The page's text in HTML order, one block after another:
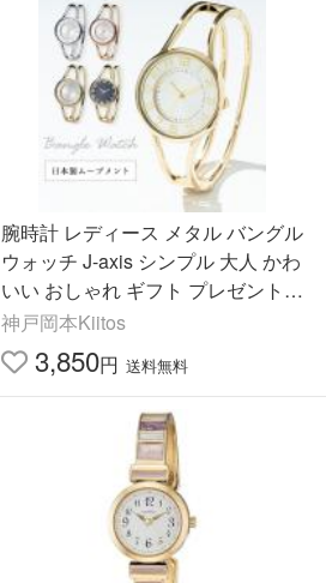
腕時計 レディース メタル バングル
ウォッチ J-axis シンプル 大人 かわ
いい おしゃれ ギフト プレゼント 1
年間のメーカー保証付
神戸岡本Kiitos
3,850円 送料無料